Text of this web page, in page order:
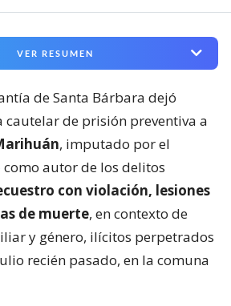
VER RESUMEN
de Santa Bárbara dejó
de prisión preventiva a
, imputado por el
como autor de los delitos
con violación, lesiones
de muerte, en contexto de
y género, ilícitos perpetrados
recién pasado, en la comuna